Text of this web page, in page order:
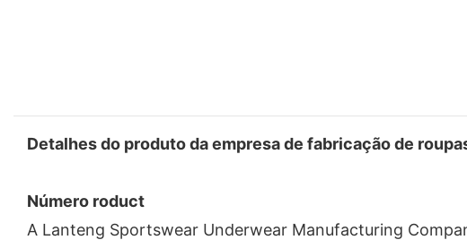
Detalhes do produto da empresa de fabricação de
Número roduct
A Lanteng Sportswear Underwear Manufacturing